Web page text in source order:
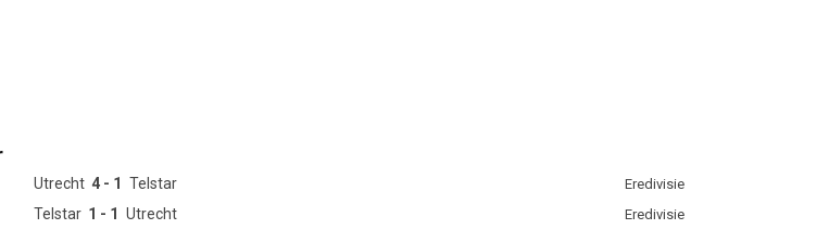
Utrecht 4 - 1 Telstar
Eredivisie
Telstar 1 - 1 Utrecht Eredivisie